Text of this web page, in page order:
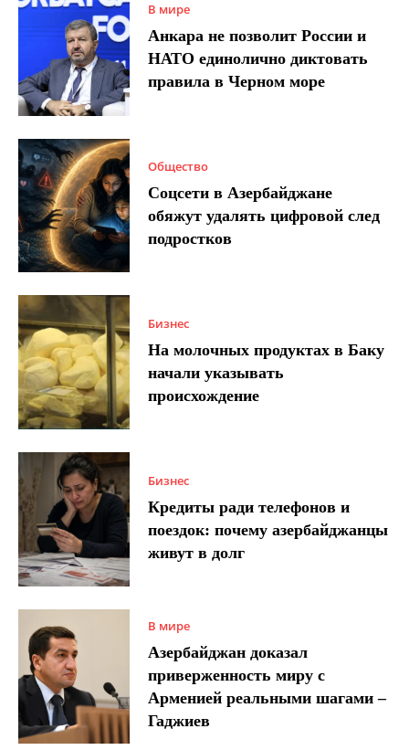
В мире
Анкара не позволит России и
НАТО единолично диктовать
правила в Черном море
Общество
Соцсети в Азербайджане
обяжут удалять цифровой след
подростков
Бизнес
На молочных продуктах в Баку
начали указывать
происхождение
Бизнес
Кредиты ради телефонов и
поездок: почему азербайджанцы
живут в долг
В мире
Азербайджан доказал
приверженность миру с
Арменией реальными шагами –
Гаджиев